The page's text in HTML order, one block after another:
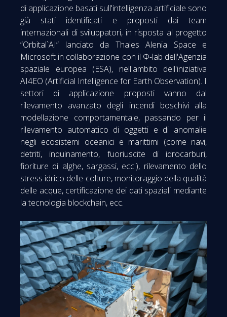
di applicazione basati sull'intelligenza artificiale sono
già stati identificati e proposti dai team
internazionali di sviluppatori, in risposta al progetto
“Orbital`AI” lanciato da Thales Alenia Space e
Microsoft in collaborazione con il Φ-lab dell'Agenzia
spaziale europea (ESA), nell'ambito dell'iniziativa
AI4EO (Artificial Intelligence for Earth Observation). I
settori di applicazione proposti vanno dal
rilevamento avanzato degli incendi boschivi alla
modellazione comportamentale, passando per il
rilevamento automatico di oggetti e di anomalie
negli ecosistemi oceanici e marittimi (come navi,
detriti, inquinamento, fuoriuscite di idrocarburi,
fioriture di alghe, sargassi, ecc.), rilevamento dello
stress idrico delle colture, monitoraggio della qualità
delle acque, certificazione dei dati spaziali mediante
la tecnologia blockchain, ecc.